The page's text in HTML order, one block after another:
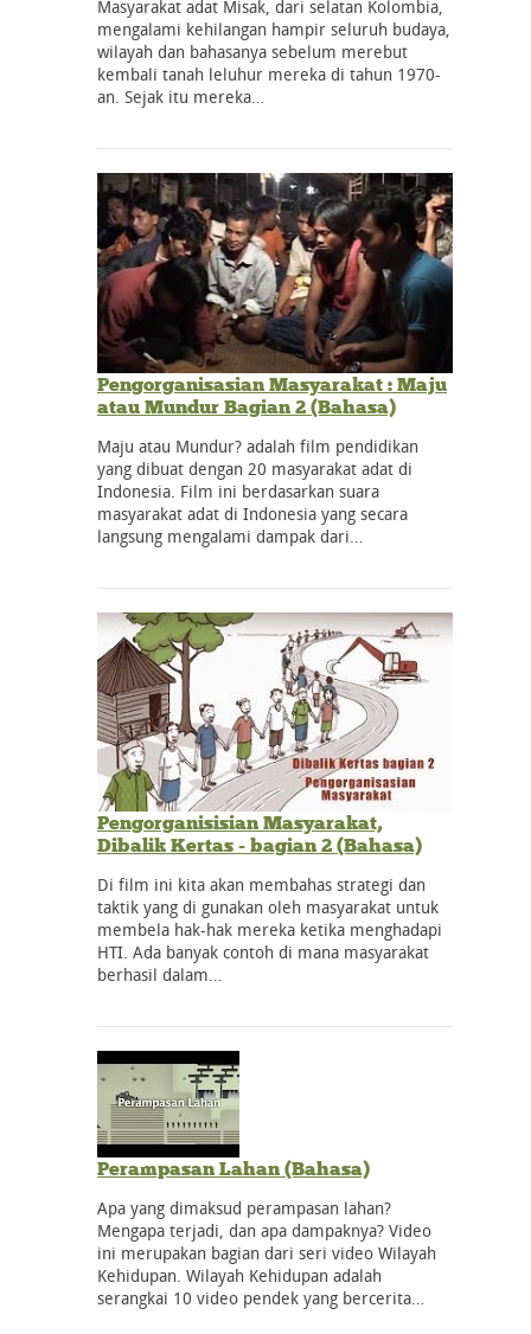
Masyarakat adat Misak, dari selatan Kolombia,
mengalami kehilangan hampir seluruh budaya,
wilayah dan bahasanya sebelum merebut
kembali tanah leluhur mereka di tahun 1970-
an. Sejak itu mereka…
Pengorganisasian Masyarakat : Maju
atau Mundur Bagian 2 (Bahasa)
Maju atau Mundur? adalah film pendidikan
yang dibuat dengan 20 masyarakat adat di
Indonesia. Film ini berdasarkan suara
masyarakat adat di Indonesia yang secara
langsung mengalami dampak dari…
Pengorganisisian Masyarakat,
Dibalik Kertas - bagian 2 (Bahasa)
Di film ini kita akan membahas strategi dan
taktik yang di gunakan oleh masyarakat untuk
membela hak-hak mereka ketika menghadapi
HTI. Ada banyak contoh di mana masyarakat
berhasil dalam…
Perampasan Lahan (Bahasa)
Apa yang dimaksud perampasan lahan?
Mengapa terjadi, dan apa dampaknya? Video
ini merupakan bagian dari seri video Wilayah
Kehidupan. Wilayah Kehidupan adalah
serangkai 10 video pendek yang bercerita…